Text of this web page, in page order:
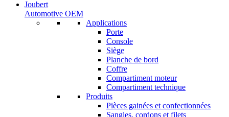
Joubert
Automotive OEM
Applications
Porte
Console
Siège
Planche de bord
Coffre
Compartiment moteur
Compartiment technique
Produits
Pièces gainées et confectionnées
Sangles, cordons et filets